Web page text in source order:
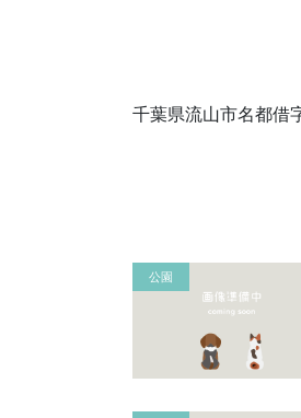
千葉県流山市名都借
公園